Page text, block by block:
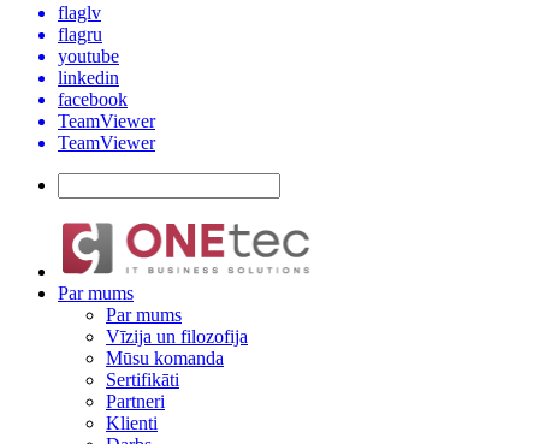
flaglv
flagru
youtube
linkedin
facebook
TeamViewer
TeamViewer
Par mums
Par mums
Vīzija un filozofija
Mūsu komanda
Sertifikāti
Partneri
Klienti